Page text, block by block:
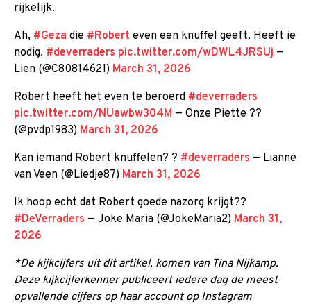
rijkelijk.
Ah, #Geza die #Robert even een knuffel geeft. Heeft ie
nodig. #deverraders pic.twitter.com/wDWL4JRSUj —
Lien (@C80814621) March 31, 2026
Robert heeft het even te beroerd #deverraders
pic.twitter.com/NUawbw304M — Onze Piette ??
(@pvdp1983) March 31, 2026
Kan iemand Robert knuffelen? ? #deverraders — Lianne
van Veen (@Liedje87) March 31, 2026
Ik hoop echt dat Robert goede nazorg krijgt??
#DeVerraders — Joke Maria (@JokeMaria2) March 31,
2026
*De kijkcijfers uit dit artikel, komen van Tina Nijkamp.
Deze kijkcijferkenner publiceert iedere dag de meest
opvallende cijfers op haar account op Instagram